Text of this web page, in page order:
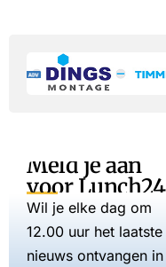
Meld je aan
voor Lunch24
Wil je elke dag om
12.00 uur het laatste
nieuws ontvangen in